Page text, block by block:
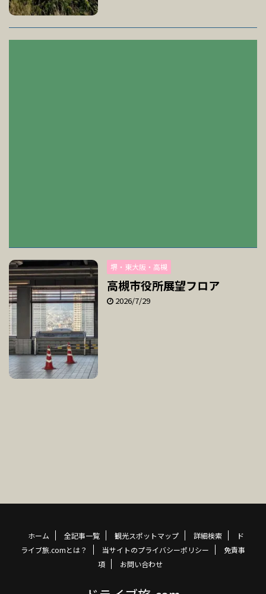
堺・東大阪・高槻
高槻市役所展望フロア
2026/7/29
ホーム 全記事一覧 観光スポットマップ 詳細検索
ド
ライブ旅.comとは？
当サイトのプライバシーポリシー
免責事
項
お問い合わせ